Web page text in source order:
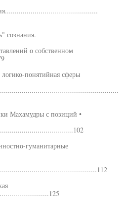
сознания.
о собственном
понятийная сферы
Махамудры с позиций •
гуманитарные